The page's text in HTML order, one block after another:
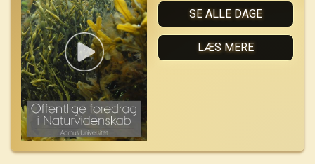
SE ALLE DAGE
LÆS MERE